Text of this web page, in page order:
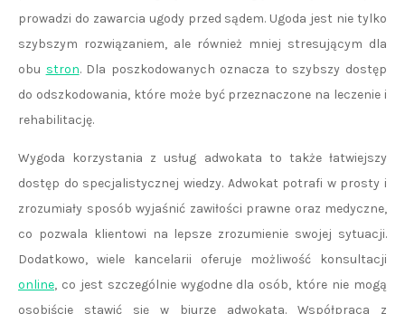
prowadzi do zawarcia ugody przed sądem. Ugoda jest nie tylko
szybszym rozwiązaniem, ale również mniej stresującym dla
obu stron. Dla poszkodowanych oznacza to szybszy dostęp
do odszkodowania, które może być przeznaczone na leczenie i
rehabilitację.
Wygoda korzystania z usług adwokata to także łatwiejszy
dostęp do specjalistycznej wiedzy. Adwokat potrafi w prosty i
zrozumiały sposób wyjaśnić zawiłości prawne oraz medyczne,
co pozwala klientowi na lepsze zrozumienie swojej sytuacji.
Dodatkowo, wiele kancelarii oferuje możliwość konsultacji
online, co jest szczególnie wygodne dla osób, które nie mogą
osobiście stawić się w biurze adwokata. Współpraca z